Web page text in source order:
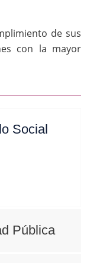
de sus
con la mayor
Social
Pública